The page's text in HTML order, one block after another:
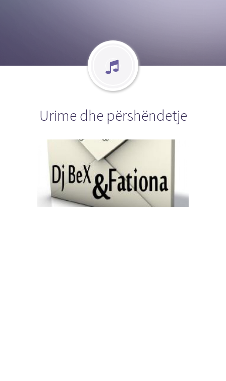
Urime dhe përshëndetje